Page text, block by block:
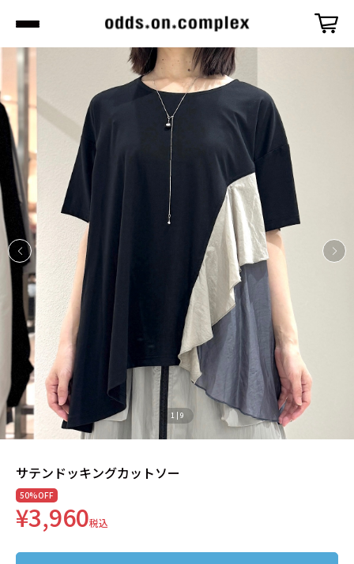
1 9
サテンドッキングカットソー
50%OFF
¥3,960税込